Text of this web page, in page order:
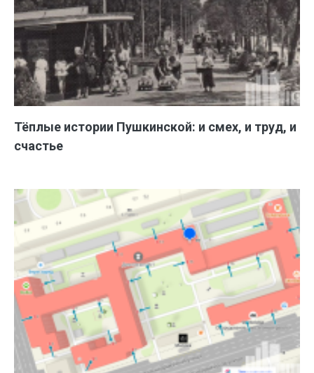
Тёплые истории Пушкинской: и смех, и труд, и
счастье